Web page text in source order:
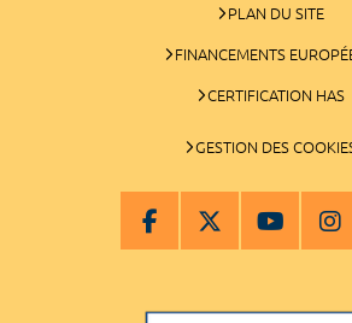
PLAN DU SITE
FINANCEMENTS
CERTIFICATION HAS
GESTION DES